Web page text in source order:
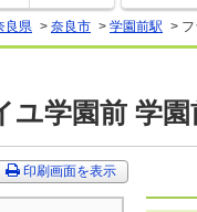
良県 > 奈良市 > 学園前駅 >
ユ学園前 学
印刷画面を表示